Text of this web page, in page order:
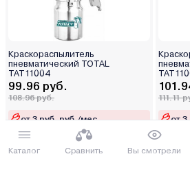
Каталог Сравнить Вы смотрели
Краскораспылитель
пневматический TOTAL
TAT11004
99.96 руб.
108.96 руб.
от 3 руб. руб./мес.
Купить
111.11
от